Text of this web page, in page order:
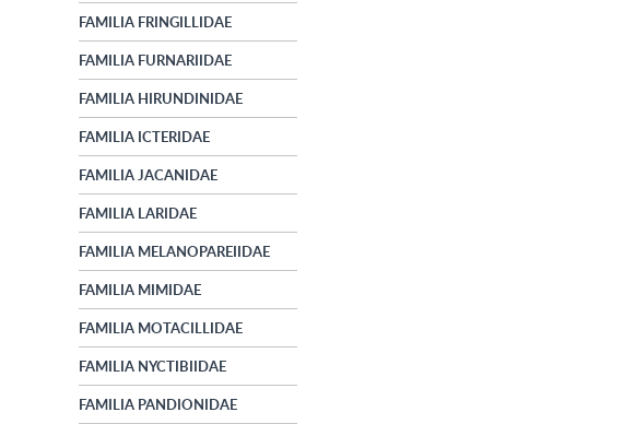
FAMILIA FRINGILLIDAE
FAMILIA FURNARIIDAE
FAMILIA HIRUNDINIDAE
FAMILIA ICTERIDAE
FAMILIA JACANIDAE
FAMILIA LARIDAE
FAMILIA MELANOPAREIIDAE
FAMILIA MIMIDAE
FAMILIA MOTACILLIDAE
FAMILIA NYCTIBIIDAE
FAMILIA PANDIONIDAE